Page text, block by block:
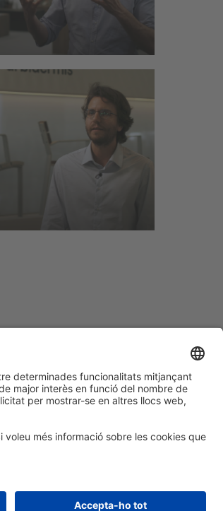
¿Aún no nos sigues en
Instagram?